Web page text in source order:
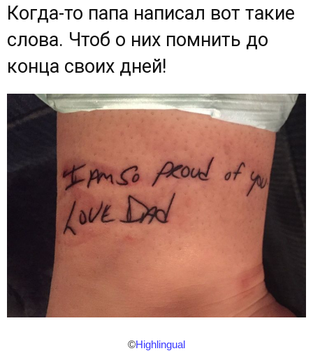
Когда-то папа написал вот такие
слова. Чтоб о них помнить до
конца своих дней!
©Highlingual